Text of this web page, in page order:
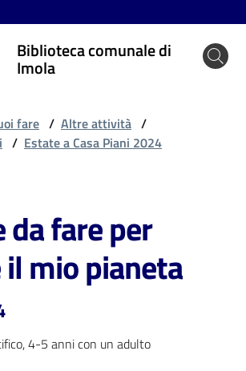
Biblioteca comunale di
Imola
fare / Altre attività /
/ Estate a Casa Piani 2024
da fare per
mio pianeta
4-5 anni con un adulto